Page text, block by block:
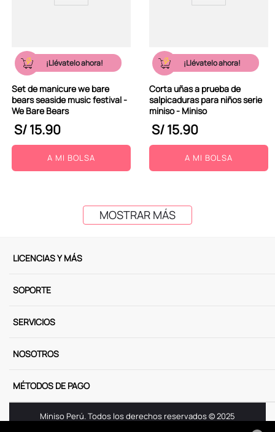
¡Llévatelo ahora!
Set de manicure we bare
bears seaside music festival -
We Bare Bears
S/15.90
A MI BOLSA
¡Llévatelo ahora!
Corta uñas a prueba de
salpicaduras para niños serie
miniso - Miniso
S/15.90
A MI BOLSA
MOSTRAR MÁS
LICENCIAS Y MÁS
SOPORTE
SERVICIOS
NOSOTROS
MÉTODOS DE PAGO
Miniso Perú. Todos los derechos reservados © 2025